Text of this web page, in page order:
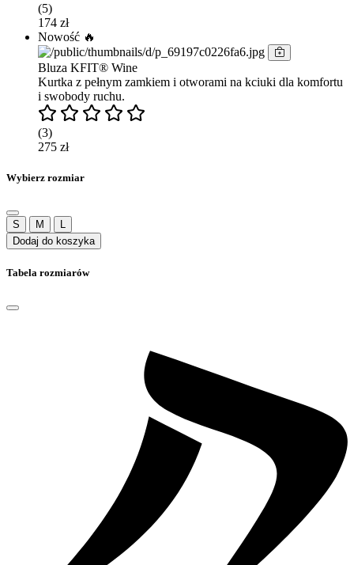
(5)
174 zł
Nowość 🔥
Bluza KFIT® Wine
Kurtka z pełnym zamkiem i otworami na kciuki dla komfortu
i swobody ruchu.
(3)
275 zł
Wybierz rozmiar
S M
L
Dodaj do koszyka
Tabela rozmiarów